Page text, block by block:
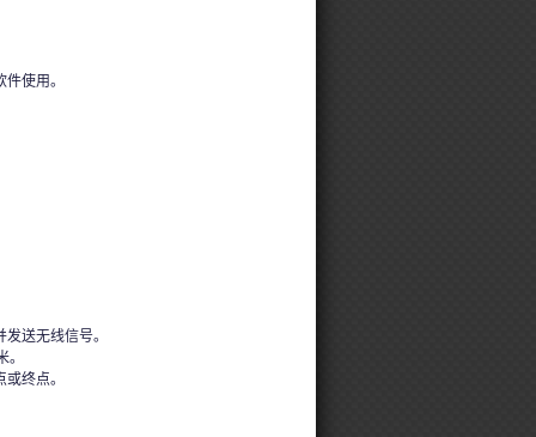
使用。
送无线信号。
终点。